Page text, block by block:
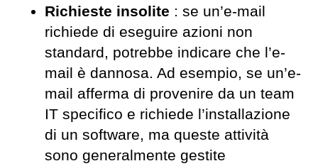
Richieste insolite : se un’e-mail
richiede di eseguire azioni non
standard, potrebbe indicare che l’e-
mail è dannosa. Ad esempio, se un’e-
mail afferma di provenire da un team
IT specifico e richiede l’installazione
di un software, ma queste attività
sono generalmente gestite